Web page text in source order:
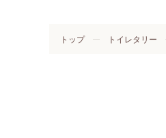
トップ トイレタリー